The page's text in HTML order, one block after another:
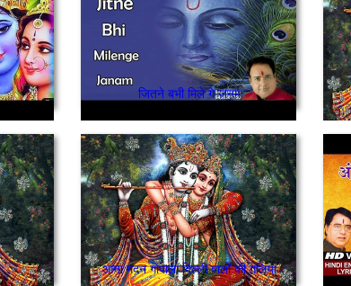
जितने बभी मिले गे जनम
आना मदन गोपाला दिल्ली वालों की गलियां